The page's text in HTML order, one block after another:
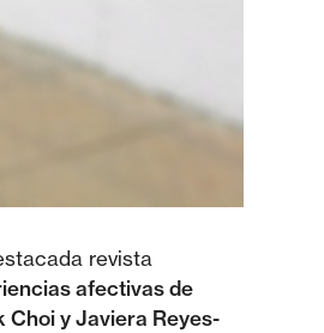
revista
afectivas de
Choi y Javiera Reyes-